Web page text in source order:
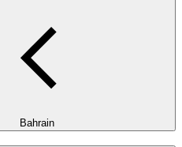
Bahrain